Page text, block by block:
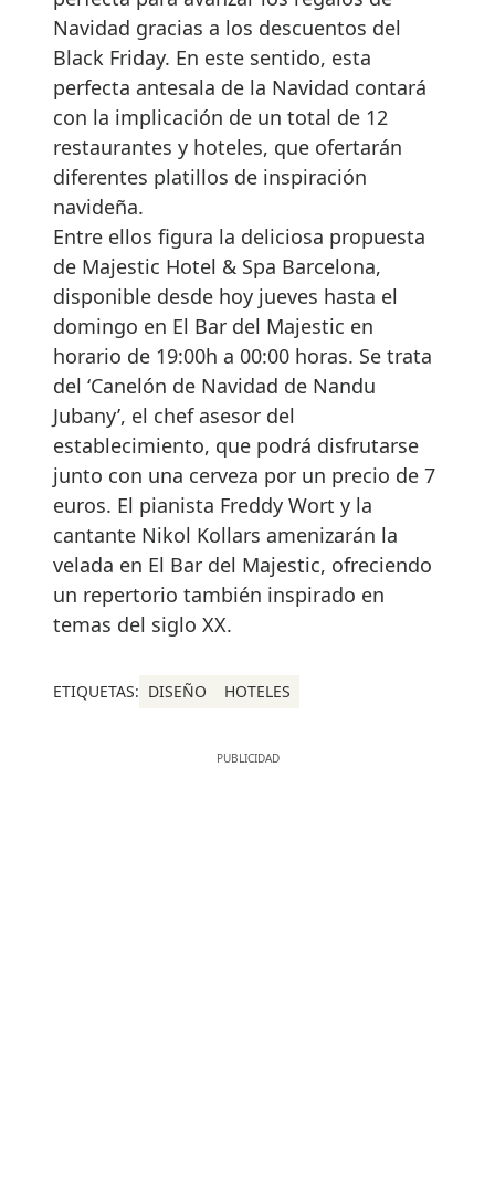
Navidad gracias a los descuentos del
Black Friday. En este sentido, esta
perfecta antesala de la Navidad contará
con la implicación de un total de 12
restaurantes y hoteles, que ofertarán
diferentes platillos de inspiración
navideña.
Entre ellos figura la deliciosa propuesta
de Majestic Hotel & Spa Barcelona,
disponible desde hoy jueves hasta el
domingo en El Bar del Majestic en
horario de 19:00h a 00:00 horas. Se trata
del ‘Canelón de Navidad de Nandu
Jubany’, el chef asesor del
establecimiento, que podrá disfrutarse
junto con una cerveza por un precio de 7
euros. El pianista Freddy Wort y la
cantante Nikol Kollars amenizarán la
velada en El Bar del Majestic, ofreciendo
un repertorio también inspirado en
temas del siglo XX.
ETIQUETAS: DISEÑO HOTELES